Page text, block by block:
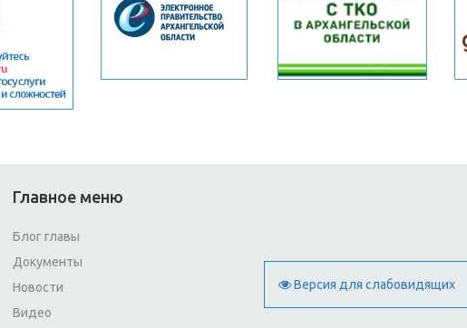
Главное меню
Блог главы
Документы
Новости
Видео
Версия для слабовидящих